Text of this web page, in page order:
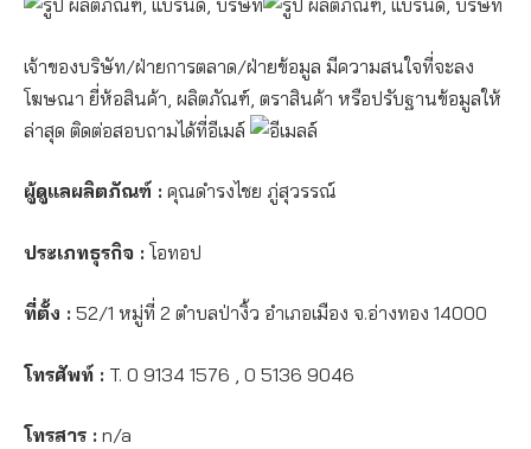
เจ้าของบริษัท/ฝ่ายการตลาด/ฝ่ายข้อมูล มีความสนใจที่จะลง
โฆษณา ยี่ห้อสินค้า, ผลิตภัณฑ์, ตราสินค้า หรือปรับฐานข้อมูลให้
ล่าสุด ติดต่อสอบถามได้ที่อีเมล์
ผู้ดูแลผลิตภัณฑ์ : คุณดำรงไชย ภู่สุวรรณ์
ประเภทธุรกิจ : โอทอป
ที่ตั้ง : 52/1 หมู่ที่ 2 ตำบลป่างิ้ว อำเภอเมือง จ.อ่างทอง 14000
โทรศัพท์ : T. 0 9134 1576 , 0 5136 9046
โทรสาร : n/a